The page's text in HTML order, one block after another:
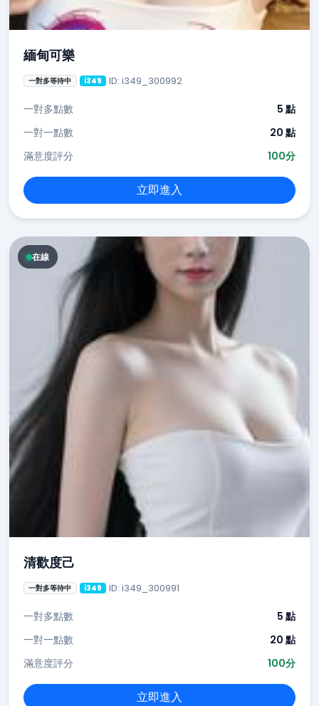
緬甸可樂
一對多等待中 i349 ID: i349_300992
一對多點數
5 點
一對一點數
20 點
滿意度評分
100分
立即進入
在線
清歡度己
一對多等待中 i349 ID: i349_300991
一對多點數
5 點
一對一點數
20 點
滿意度評分
100分
立即進入